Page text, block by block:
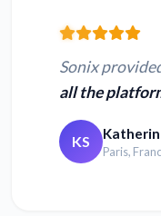
Sonix
all the
KS
Paris,